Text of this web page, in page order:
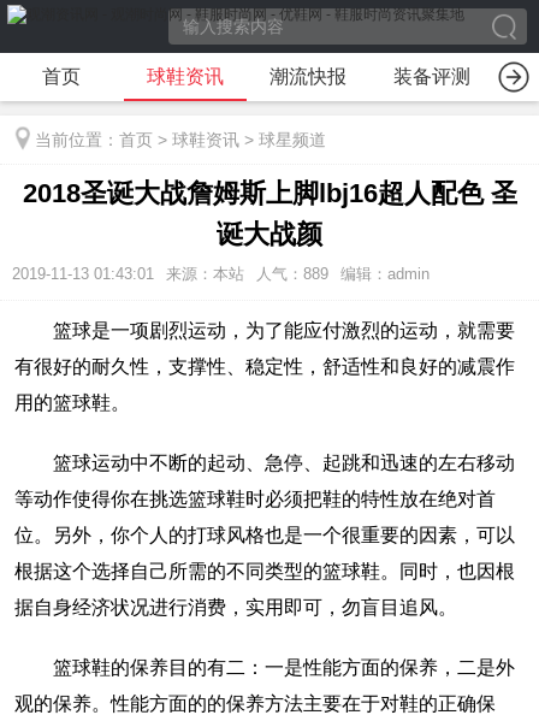
首页 球鞋资讯 潮流快报 装备评测
当前位置： 首页 > 球鞋资讯 > 球星频道
2018圣诞大战詹姆斯上脚lbj16超人配色 圣
诞大战颜
2019-11-13 01:43:01 来源：本站 人气：889 编辑：admin
篮球是一项剧烈运动，为了能应付激烈的运动，就需要
有很好的耐久性，支撑性、稳定性，舒适性和良好的减震作
用的篮球鞋。
篮球运动中不断的起动、急停、起跳和迅速的左右移动
等动作使得你在挑选篮球鞋时必须把鞋的特性放在绝对首
位。另外，你个人的打球风格也是一个很重要的因素，可以
根据这个选择自己所需的不同类型的篮球鞋。同时，也因根
据自身经济状况进行消费，实用即可，勿盲目追风。
篮球鞋的保养目的有二：一是性能方面的保养，二是外
观的保养。性能方面的的保养方法主要在于对鞋的正确保